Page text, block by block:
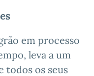
em processo
leva a um
todos os seus